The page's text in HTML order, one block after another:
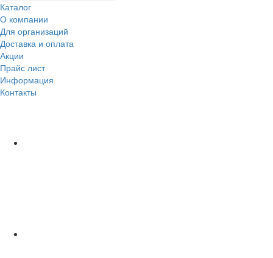
Каталог
О компании
Для организаций
Доставка и оплата
Акции
Прайс лист
Информация
Контакты